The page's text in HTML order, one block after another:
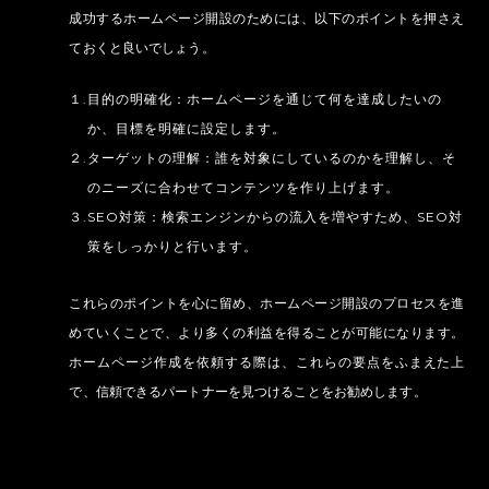
成功するホームページ開設のためには、以下のポイントを押さえ
ておくと良いでしょう。
１.目的の明確化：ホームページを通じて何を達成したいの
か、目標を明確に設定します。
２.ターゲットの理解：誰を対象にしているのかを理解し、そ
のニーズに合わせてコンテンツを作り上げます。
３.SEO対策：検索エンジンからの流入を増やすため、SEO対
策をしっかりと行います。
これらのポイントを心に留め、ホームページ開設のプロセスを進
めていくことで、より多くの利益を得ることが可能になります。
ホームページ作成を依頼する際は、これらの要点をふまえた上
で、信頼できるパートナーを見つけることをお勧めします。